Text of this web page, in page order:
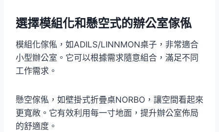
選擇模組化和懸空式的辦公室傢俬
模組化傢俬，如ADILS/LINNMON桌子，非常適合
小型辦公室。它可以根據需求隨意組合，滿足不同
工作需求。
懸空傢俬，如壁掛式折疊桌NORBO，讓空間看起來
更寬敞。它有效利用每一寸地面，提升辦公室佈局
的舒適度。